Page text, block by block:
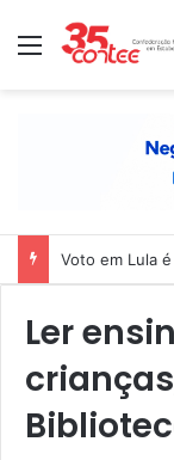
Menu
Nota de
Ler